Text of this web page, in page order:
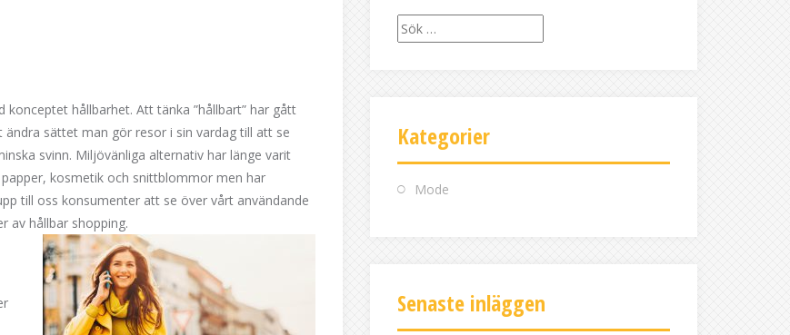
hållbarhet. Att tänka ”hållbart” har gått
sättet man gör resor i sin vardag till att se
svinn. Miljövänliga alternativ har länge varit
kosmetik och snittblommor men har
till oss konsumenter att se över vårt användande
av hållbar shopping.
Sök
efter:
Kategorier
Mode
Senaste inläggen